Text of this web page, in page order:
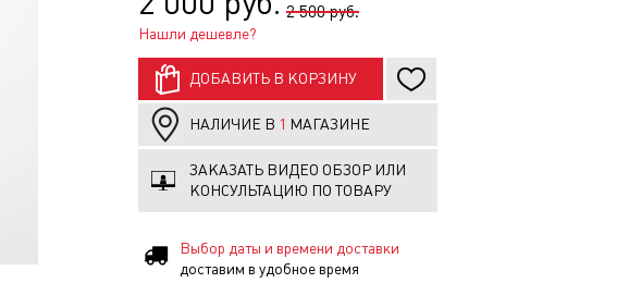
2 500 руб.
Нашли дешевле?
ДОБАВИТЬ В КОРЗИНУ
НАЛИЧИЕ В 1 МАГАЗИНЕ
ЗАКАЗАТЬ ВИДЕО ОБЗОР ИЛИ
КОНСУЛЬТАЦИЮ ПО ТОВАРУ
Выбор даты и времени доставки
доставим в удобное время